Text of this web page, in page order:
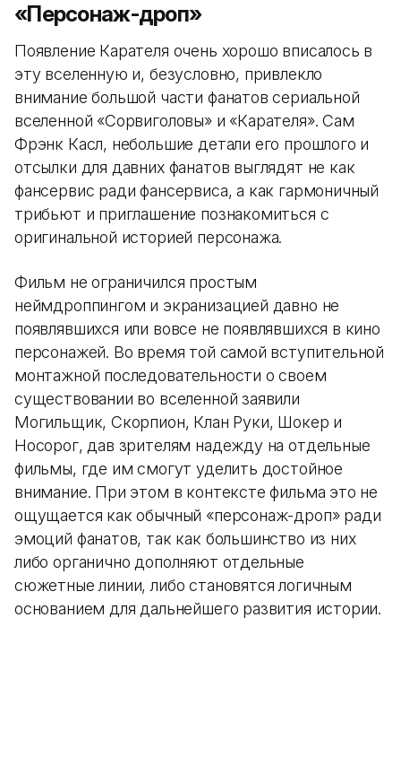
«Персонаж-дроп»
Появление Карателя очень хорошо вписалось в
эту вселенную и, безусловно, привлекло
внимание большой части фанатов сериальной
вселенной «Сорвиголовы» и «Карателя». Сам
Фрэнк Касл, небольшие детали его прошлого и
отсылки для давних фанатов выглядят не как
фансервис ради фансервиса, а как гармоничный
трибьют и приглашение познакомиться с
оригинальной историей персонажа.
Фильм не ограничился простым
неймдроппингом и экранизацией давно не
появлявшихся или вовсе не появлявшихся в кино
персонажей. Во время той самой вступительной
монтажной последовательности о своем
существовании во вселенной заявили
Могильщик, Скорпион, Клан Руки, Шокер и
Носорог, дав зрителям надежду на отдельные
фильмы, где им смогут уделить достойное
внимание. При этом в контексте фильма это не
ощущается как обычный «персонаж-дроп» ради
эмоций фанатов, так как большинство из них
либо органично дополняют отдельные
сюжетные линии, либо становятся логичным
основанием для дальнейшего развития истории.